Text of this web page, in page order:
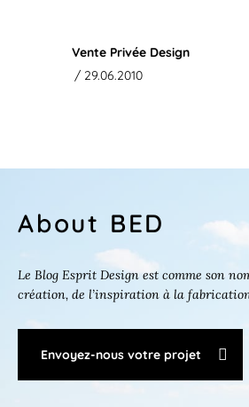
Vente Privée Design
/ 29.06.2010
About BED
Le Blog Esprit Design est comme son
création, de l’inspiration à la
Envoyez-nous votre projet